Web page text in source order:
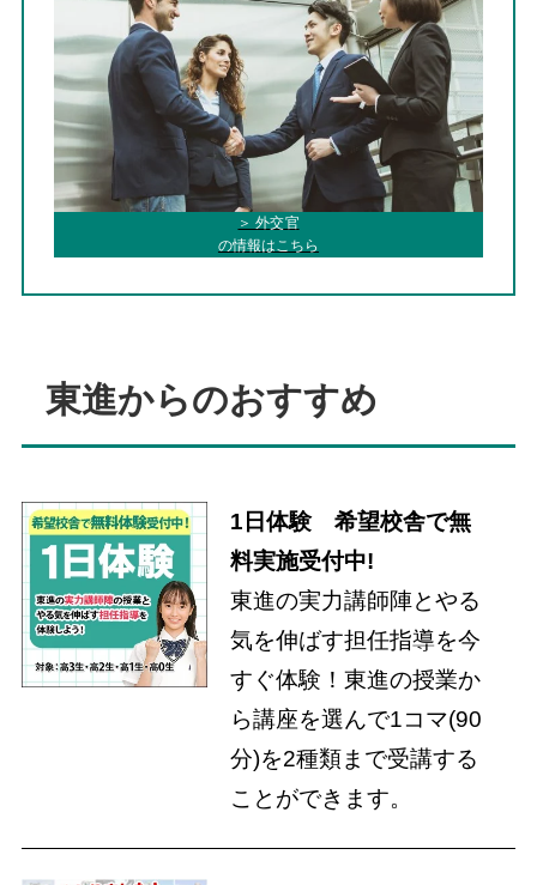
＞ 外交官
の情報はこちら
東進からのおすすめ
1日体験 希望校舎で無
料実施受付中!
東進の実力講師陣とやる
気を伸ばす担任指導を今
すぐ体験！東進の授業か
ら講座を選んで1コマ(90
分)を2種類まで受講する
ことができます。